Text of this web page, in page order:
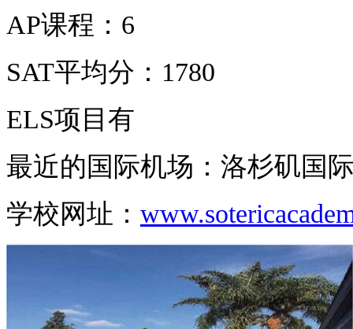
AP课程： 6
SAT平均分： 1780
ELS项目有
最近的国际机场：洛杉矶国
学校网址：